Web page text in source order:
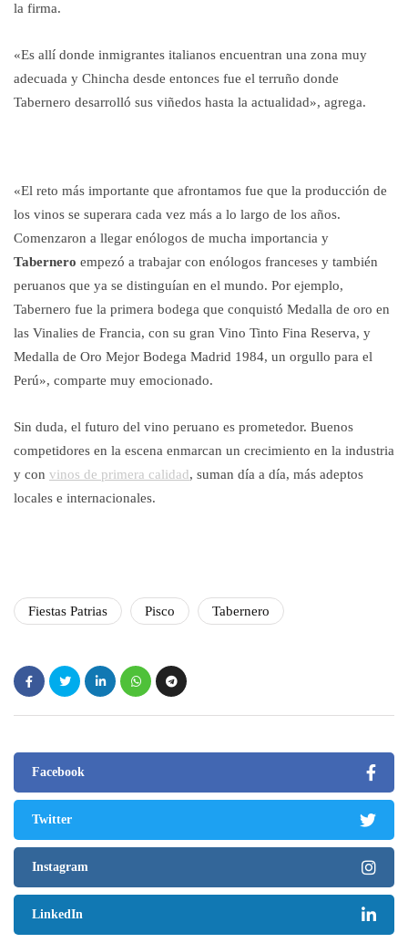
la firma.
«Es allí donde inmigrantes italianos encuentran una zona muy
adecuada y Chincha desde entonces fue el terruño donde
Tabernero desarrolló sus viñedos hasta la actualidad», agrega.
«El reto más importante que afrontamos fue que la producción de
los vinos se superara cada vez más a lo largo de los años.
Comenzaron a llegar enólogos de mucha importancia y
Tabernero empezó a trabajar con enólogos franceses y también
peruanos que ya se distinguían en el mundo. Por ejemplo,
Tabernero fue la primera bodega que conquistó Medalla de oro en
las Vinalies de Francia, con su gran Vino Tinto Fina Reserva, y
Medalla de Oro Mejor Bodega Madrid 1984, un orgullo para el
Perú», comparte muy emocionado.
Sin duda, el futuro del vino peruano es prometedor. Buenos
competidores en la escena enmarcan un crecimiento en la industria
y con vinos de primera calidad, suman día a día, más adeptos
locales e internacionales.
Fiestas Patrias Pisco Tabernero
Facebook
Twitter
Instagram
LinkedIn